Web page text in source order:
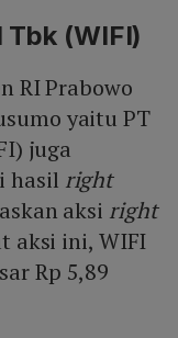
Tbk (WIFI)
RI Prabowo
yaitu PT
juga
hasil right
aksi right
aksi ini, WIFI
Rp 5,89